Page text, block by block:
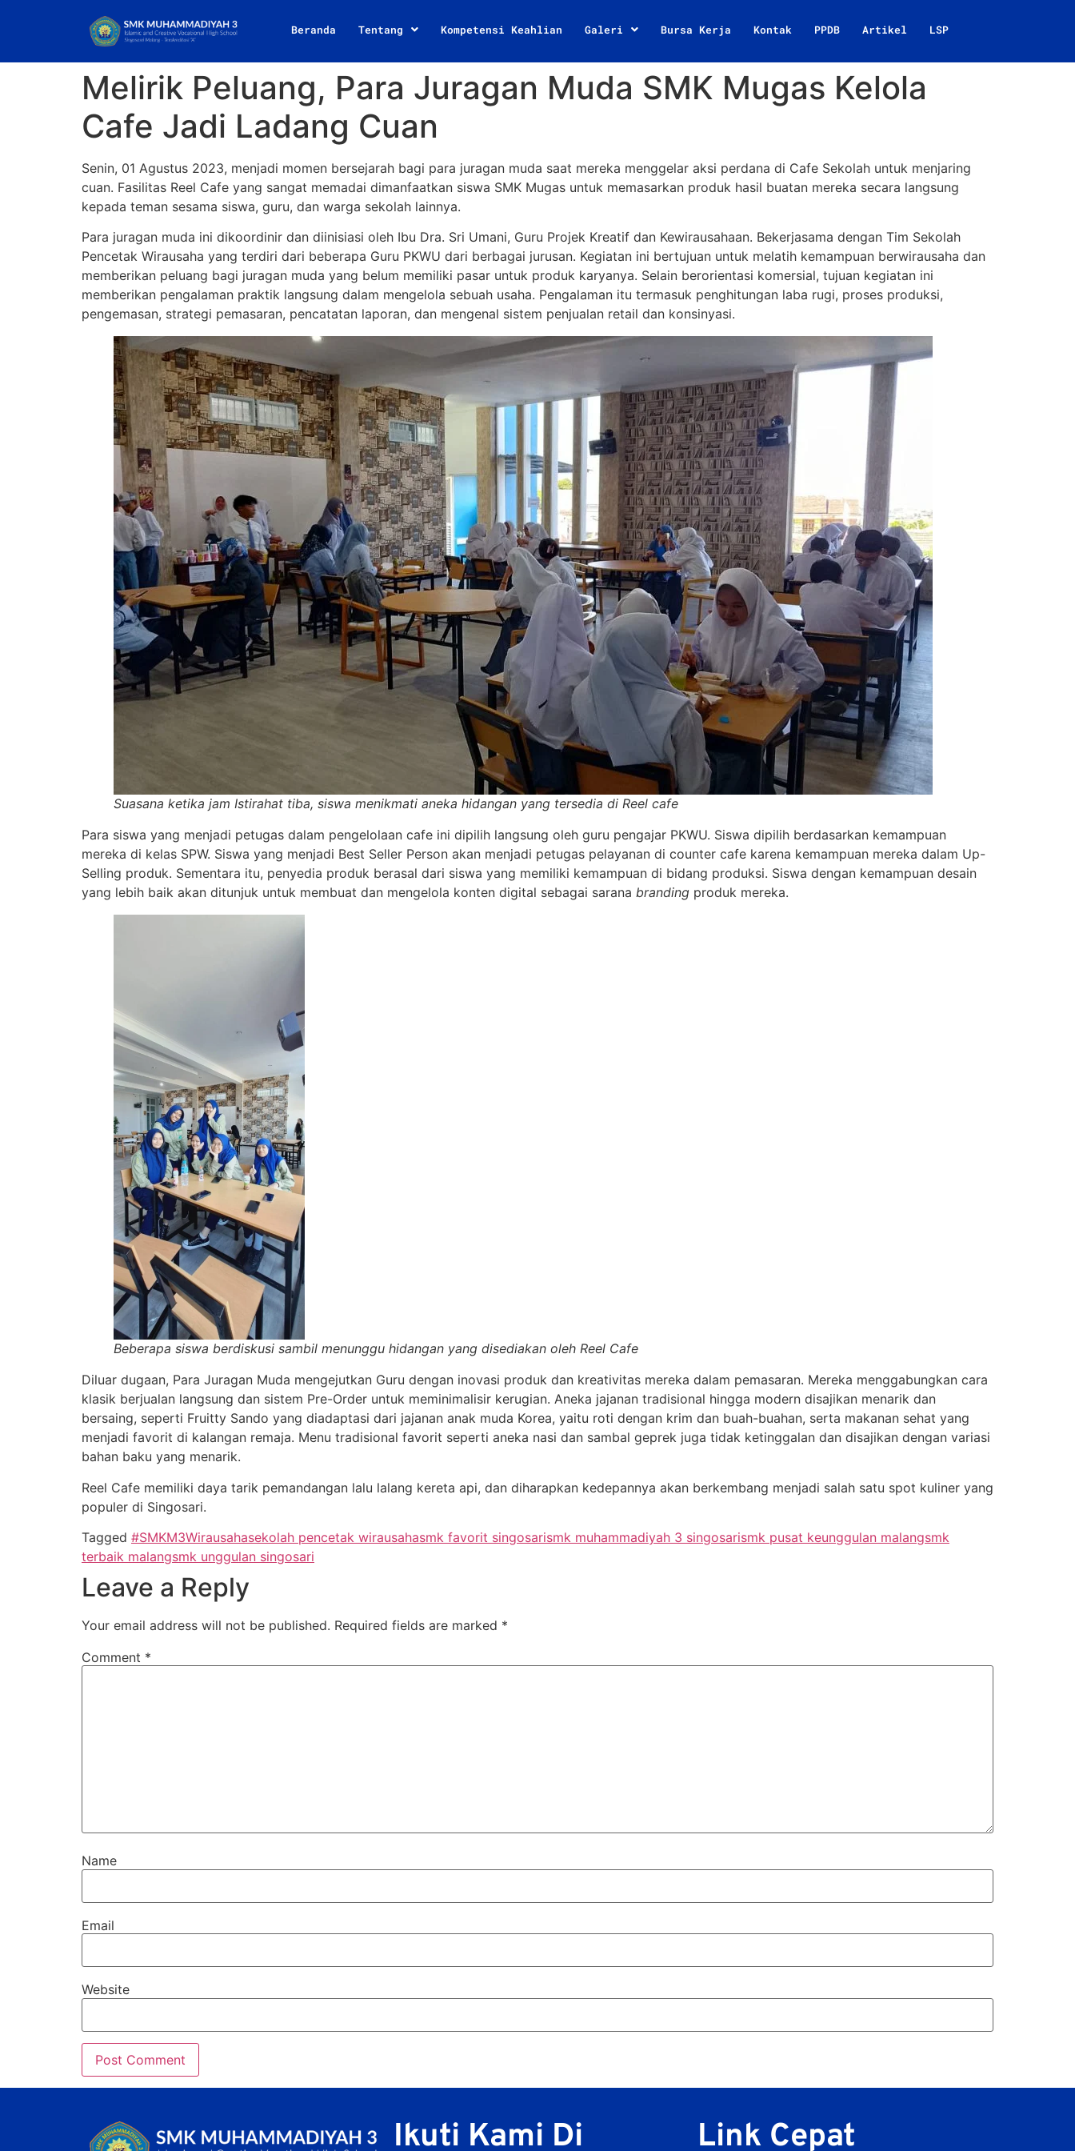
Beranda Tentang Kompetensi Keahlian Galeri Bursa Kerja Kontak PPDB Artikel LSP
Melirik Peluang, Para Juragan Muda SMK Mugas Kelola
Cafe Jadi Ladang Cuan
Senin, 01 Agustus 2023, menjadi momen bersejarah bagi para juragan muda saat mereka menggelar aksi perdana di Cafe Sekolah untuk menjaring
cuan. Fasilitas Reel Cafe yang sangat memadai dimanfaatkan siswa SMK Mugas untuk memasarkan produk hasil buatan mereka secara langsung
kepada teman sesama siswa, guru, dan warga sekolah lainnya.
Para juragan muda ini dikoordinir dan diinisiasi oleh Ibu Dra. Sri Umani, Guru Projek Kreatif dan Kewirausahaan. Bekerjasama dengan Tim Sekolah
Pencetak Wirausaha yang terdiri dari beberapa Guru PKWU dari berbagai jurusan. Kegiatan ini bertujuan untuk melatih kemampuan berwirausaha dan
memberikan peluang bagi juragan muda yang belum memiliki pasar untuk produk karyanya. Selain berorientasi komersial, tujuan kegiatan ini
memberikan pengalaman praktik langsung dalam mengelola sebuah usaha. Pengalaman itu termasuk penghitungan laba rugi, proses produksi,
pengemasan, strategi pemasaran, pencatatan laporan, dan mengenal sistem penjualan retail dan konsinyasi.
Suasana ketika jam Istirahat tiba, siswa menikmati aneka hidangan yang tersedia di Reel cafe
Para siswa yang menjadi petugas dalam pengelolaan cafe ini dipilih langsung oleh guru pengajar PKWU. Siswa dipilih berdasarkan kemampuan
mereka di kelas SPW. Siswa yang menjadi Best Seller Person akan menjadi petugas pelayanan di counter cafe karena kemampuan mereka dalam Up-
Selling produk. Sementara itu, penyedia produk berasal dari siswa yang memiliki kemampuan di bidang produksi. Siswa dengan kemampuan desain
yang lebih baik akan ditunjuk untuk membuat dan mengelola konten digital sebagai sarana branding produk mereka.
Beberapa siswa berdiskusi sambil menunggu hidangan yang disediakan oleh Reel Cafe
Diluar dugaan, Para Juragan Muda mengejutkan Guru dengan inovasi produk dan kreativitas mereka dalam pemasaran. Mereka menggabungkan cara
klasik berjualan langsung dan sistem Pre-Order untuk meminimalisir kerugian. Aneka jajanan tradisional hingga modern disajikan menarik dan
bersaing, seperti Fruitty Sando yang diadaptasi dari jajanan anak muda Korea, yaitu roti dengan krim dan buah-buahan, serta makanan sehat yang
menjadi favorit di kalangan remaja. Menu tradisional favorit seperti aneka nasi dan sambal geprek juga tidak ketinggalan dan disajikan dengan variasi
bahan baku yang menarik.
Reel Cafe memiliki daya tarik pemandangan lalu lalang kereta api, dan diharapkan kedepannya akan berkembang menjadi salah satu spot kuliner yang
populer di Singosari.
Tagged #SMKM3Wirausahasekolah pencetak wirausahasmk favorit singosarismk muhammadiyah 3 singosarismk pusat keunggulan malangsmk
terbaik malangsmk unggulan singosari
Leave a Reply
Your email address will not be published. Required fields are marked *
Comment *
Name
Email
Website
Ikuti Kami Di Link Cepat